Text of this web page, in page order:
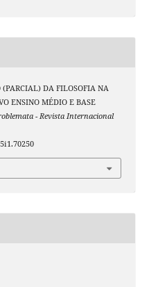
DA FILOSOFIA NA
ENSINO MÉDIO E BASE
- Revista Internacional